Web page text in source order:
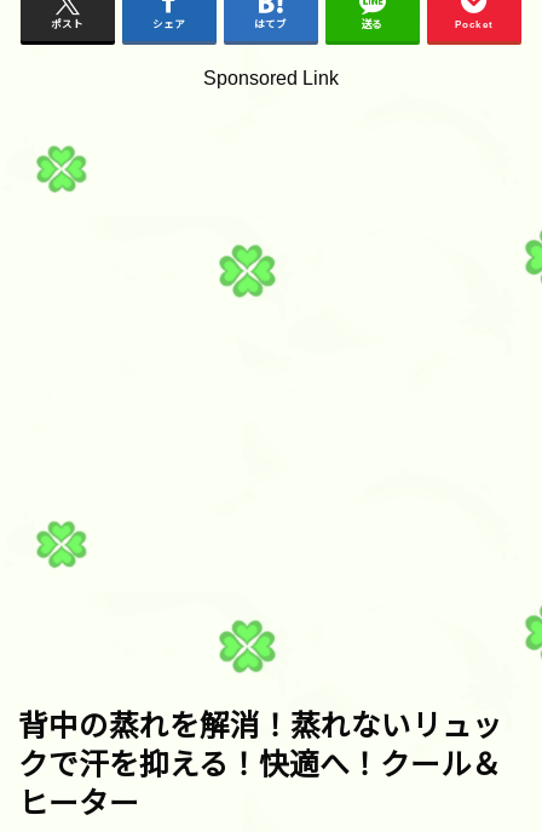
ポスト シェア はてブ 送る Pocket
Sponsored Link
背中の蒸れを解消！蒸れないリュッ
クで汗を抑える！快適へ！クール＆
ヒーター